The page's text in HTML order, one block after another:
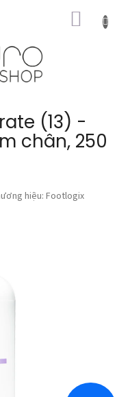
GIỎ
HÀNG
(13) -
chân, 250
hiệu: Footlogix